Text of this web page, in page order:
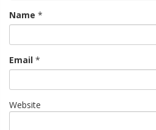
Name *
Email *
Website